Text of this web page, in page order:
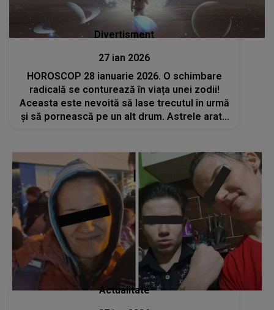
Divertisment
27 ian 2026
HOROSCOP 28 ianuarie 2026. O schimbare
radicală se conturează în viața unei zodii!
Aceasta este nevoită să lase trecutul în urmă
și să pornească pe un alt drum. Astrele arată
Actualitate